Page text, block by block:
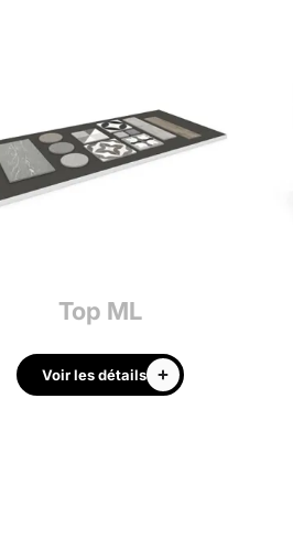
Top ML
Voir les détails